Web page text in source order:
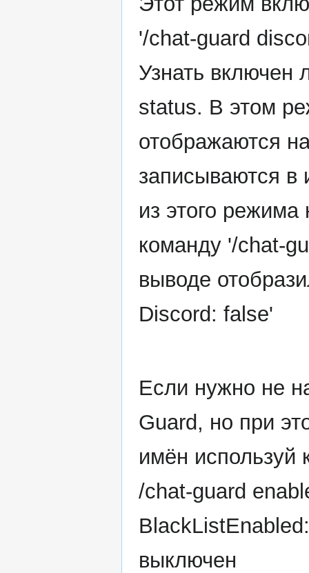
'/chat-guard
Узнать включен
status. В этом
отображаются
записываются в
из этого
команду '/chat-
выводе
Discord: false'
Если нужно не
Guard, но при
имён используй
/chat-guard
выключен